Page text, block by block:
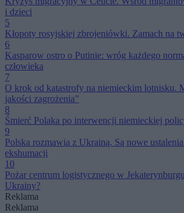
i dzieci
5
Kłopoty rosyjskiej zbrojeniówki. Zamach na
6
Kasparow ostro o Putinie: wróg każdego
człowieka
7
O krok od katastrofy na niemieckim lotnisku.
jakości zagrożenia”
8
Śmierć Polaka po interwencji niemieckiej
9
Polska rozmawia z Ukrainą. Są nowe
ekshumacji
10
Pożar centrum logistycznego w
Ukrainy?
Reklama
Reklama